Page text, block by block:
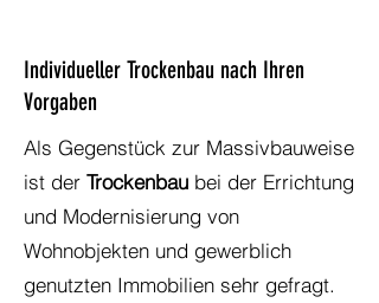
Individueller Trockenbau nach Ihren
Vorgaben
Als Gegenstück zur Massivbauweise
ist der Trockenbau bei der Errichtung
und Modernisierung von
Wohnobjekten und gewerblich
genutzten Immobilien sehr gefragt.